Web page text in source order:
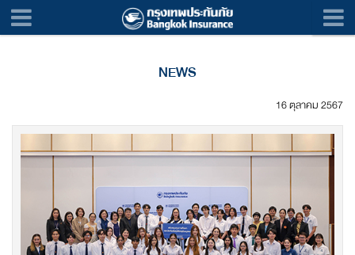
NEWS
16 ตุลาคม 2567